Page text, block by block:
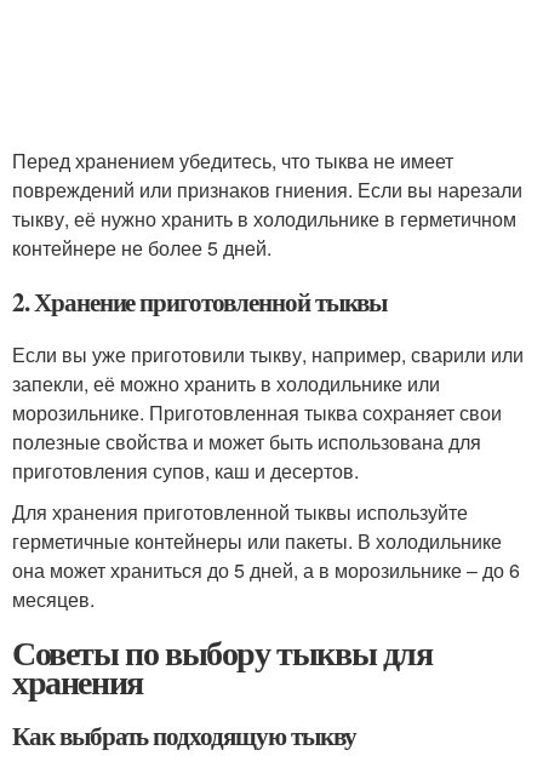
Перед хранением убедитесь, что тыква не имеет
повреждений или признаков гниения. Если вы нарезали
тыкву, её нужно хранить в холодильнике в герметичном
контейнере не более 5 дней.
2. Хранение приготовленной тыквы
Если вы уже приготовили тыкву, например, сварили или
запекли, её можно хранить в холодильнике или
морозильнике. Приготовленная тыква сохраняет свои
полезные свойства и может быть использована для
приготовления супов, каш и десертов.
Для хранения приготовленной тыквы используйте
герметичные контейнеры или пакеты. В холодильнике
она может храниться до 5 дней, а в морозильнике – до 6
месяцев.
Советы по выбору тыквы для
хранения
Как выбрать подходящую тыкву